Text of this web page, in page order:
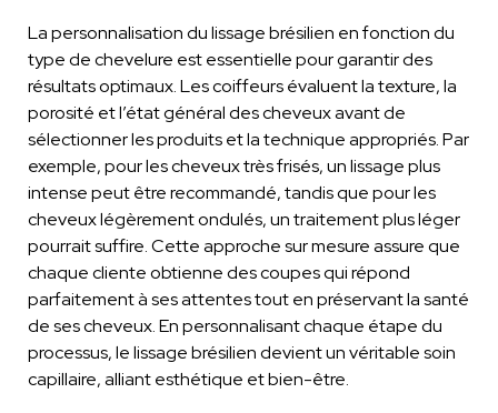
La personnalisation du lissage brésilien en fonction du
type de chevelure est essentielle pour garantir des
résultats optimaux. Les coiffeurs évaluent la texture, la
porosité et l’état général des cheveux avant de
sélectionner les produits et la technique appropriés. Par
exemple, pour les cheveux très frisés, un lissage plus
intense peut être recommandé, tandis que pour les
cheveux légèrement ondulés, un traitement plus léger
pourrait suffire. Cette approche sur mesure assure que
chaque cliente obtienne des coupes qui répond
parfaitement à ses attentes tout en préservant la santé
de ses cheveux. En personnalisant chaque étape du
processus, le lissage brésilien devient un véritable soin
capillaire, alliant esthétique et bien-être.